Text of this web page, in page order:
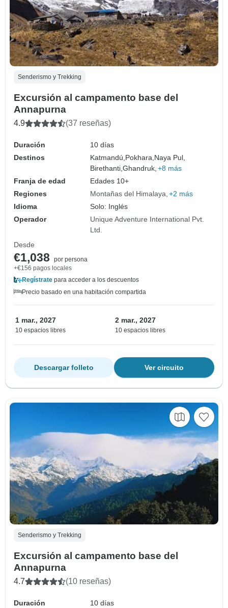
Senderismo y Trekking
Excursión al campamento base del
Annapurna
4.9 (37 reseñas)
Duración
10 días
Destinos
Katmandú, Pokhara, Naya Pul,
Birethanti,Ghandruk, +8 más
Franja de edad
Edades 10+
Regiones
Montañas del Himalaya +2 más
Idioma
Solo: Inglés
Operador
Unique Adventure International Pvt.
Ltd.
Desde
€1,038
por persona
+€156 pagos locales
Regístrate para acceder a los descuentos
Precio basado en una habitación compartida
1 mar., 2027
10 espacios libres
2 mar., 2027
10 espacios libres
Ver circuito
Descargar folleto
Senderismo y Trekking
Excursión al campamento base del
Annapurna
4.7 (10 reseñas)
Duración
10 días